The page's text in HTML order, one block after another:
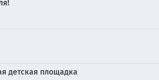
детская площадка